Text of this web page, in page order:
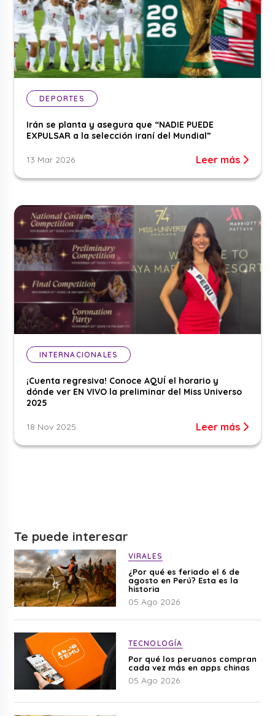
DEPORTES
Irán se planta y asegura que “NADIE PUEDE
EXPULSAR a la selección iraní del Mundial”
13 Mar 2026 Leer más
INTERNACIONALES
¡Cuenta regresiva! Conoce AQUÍ el horario y
dónde ver EN VIVO la preliminar del Miss Universo
2025
18 Nov 2025 Leer más
Te puede interesar
VIRALES
¿Por qué es feriado el 6 de
agosto en Perú? Esta es la
historia
05 Ago 2026
TECNOLOGÍA
Por qué los peruanos compran
cada vez más en apps chinas
05 Ago 2026